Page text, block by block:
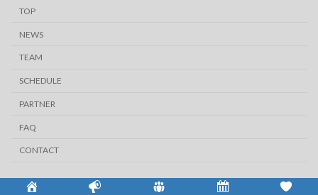
TOP
NEWS
TEAM
SCHEDULE
PARTNER
FAQ
CONTACT
Copyright © 『NetWork』札幌社会人サッカーチーム All Rights Reserved.